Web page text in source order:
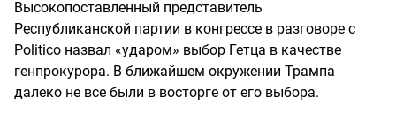
Высокопоставленный представитель
Республиканской партии в конгрессе в разговоре с
Politico назвал «ударом» выбор Гетца в качестве
генпрокурора. В ближайшем окружении Трампа
далеко не все были в восторге от его выбора.